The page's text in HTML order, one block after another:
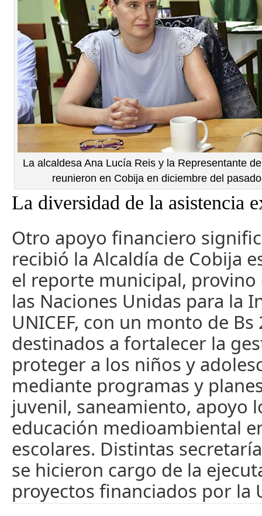
La alcaldesa Ana Lucía Reis y la Representante
reunieron en Cobija en diciembre del
La diversidad de la asistencia
Otro apoyo financiero
recibió la Alcaldía de Cobija
el reporte municipal, provino
las Naciones Unidas para la
UNICEF, con un monto de Bs
destinados a fortalecer la
proteger a los niños y
mediante programas y
juvenil, saneamiento, apoyo
educación medioambiental
escolares. Distintas
se hicieron cargo de la
proyectos financiados por la